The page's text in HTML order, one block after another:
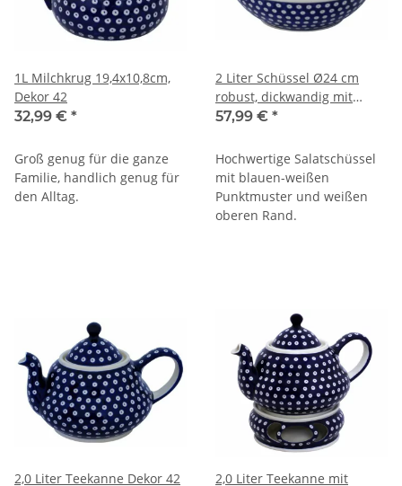
1L Milchkrug 19,4x10,8cm,
Dekor 42
32,99 € *
Groß genug für die ganze
Familie, handlich genug für
den Alltag.
2 Liter Schüssel Ø24 cm
robust, dickwandig mit
Innendekor [Form 1] Dekor
57,99 € *
Hochwertige Salatschüssel
mit blauen-weißen
Punktmuster und weißen
oberen Rand.
2,0 Liter Teekanne Dekor 42 2,0 Liter Teekanne mit